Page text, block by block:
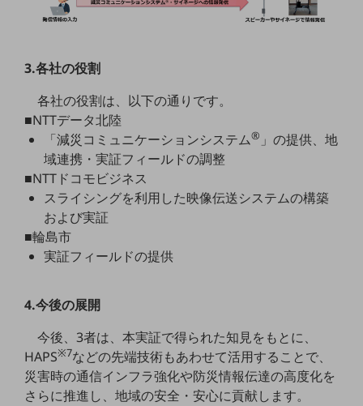
料金TOP
ドコモBiz データ無制限 ドコモ MAX ドコモ mini ドコモBiz かけ放題
ケータイプラン
5Gデータプラス
データプラス
home5Gプラン
モバイルサービス
端末の一元管理
セキュリティ
運用保守・故障紛失サポート
3.各社の役割
各社の役割は、以下の通りです。
■NTTデータ北陸
「減災コミュニケーションシステム® 」の提供、地
域連携・実証フィールドの調整
■NTTドコモビジネス
スライシングを利用した映像伝送システムの構築
および実証
■輪島市
実証フィールドの提供
4.今後の展開
今後、3者は、本実証で得られた知見をもとに、
HAPS※7などの先端技術もあわせて活用することで、
災害時の通信インフラ強化や防災情報伝達の高度化を
さらに推進し、地域の安全・安心に貢献します。